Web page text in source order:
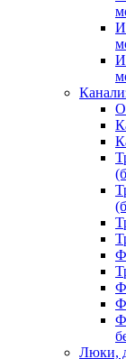
Люки,